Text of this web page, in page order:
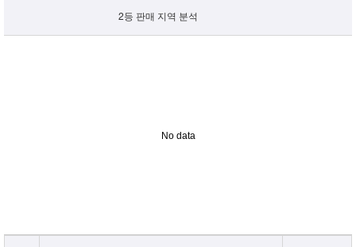
2등 판매 지역 분석
No data